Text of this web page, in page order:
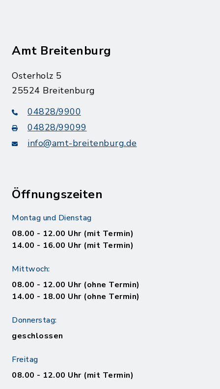
Amt Breitenburg
Osterholz 5
25524 Breitenburg
04828/9900
04828/99099
info@amt-breitenburg.de
Öffnungszeiten
Montag und Dienstag
08.00 - 12.00 Uhr (mit Termin)
14.00 - 16.00 Uhr (mit Termin)
Mittwoch:
08.00 - 12.00 Uhr (ohne Termin)
14.00 - 18.00 Uhr (ohne Termin)
Donnerstag:
geschlossen
Freitag
08.00 - 12.00 Uhr (mit Termin)